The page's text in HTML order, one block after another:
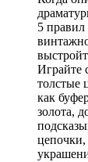
5
Играйте
толстые
как
золота,